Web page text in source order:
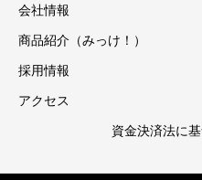
会社情報
商品紹介（みっけ！）
採用情報
アクセス
資金決済法に